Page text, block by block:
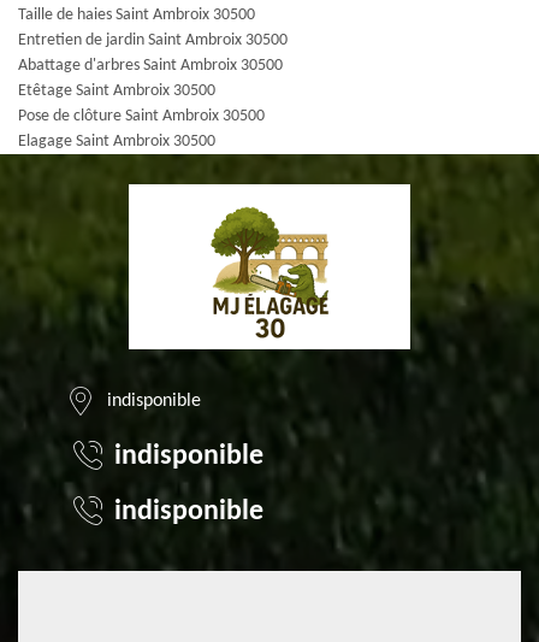
Taille de haies Saint Ambroix 30500
Entretien de jardin Saint Ambroix 30500
Abattage d'arbres Saint Ambroix 30500
Etêtage Saint Ambroix 30500
Pose de clôture Saint Ambroix 30500
Elagage Saint Ambroix 30500
indisponible
indisponible
indisponible